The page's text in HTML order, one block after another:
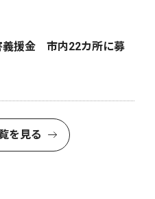
義援金 市内22カ所に募
を見る